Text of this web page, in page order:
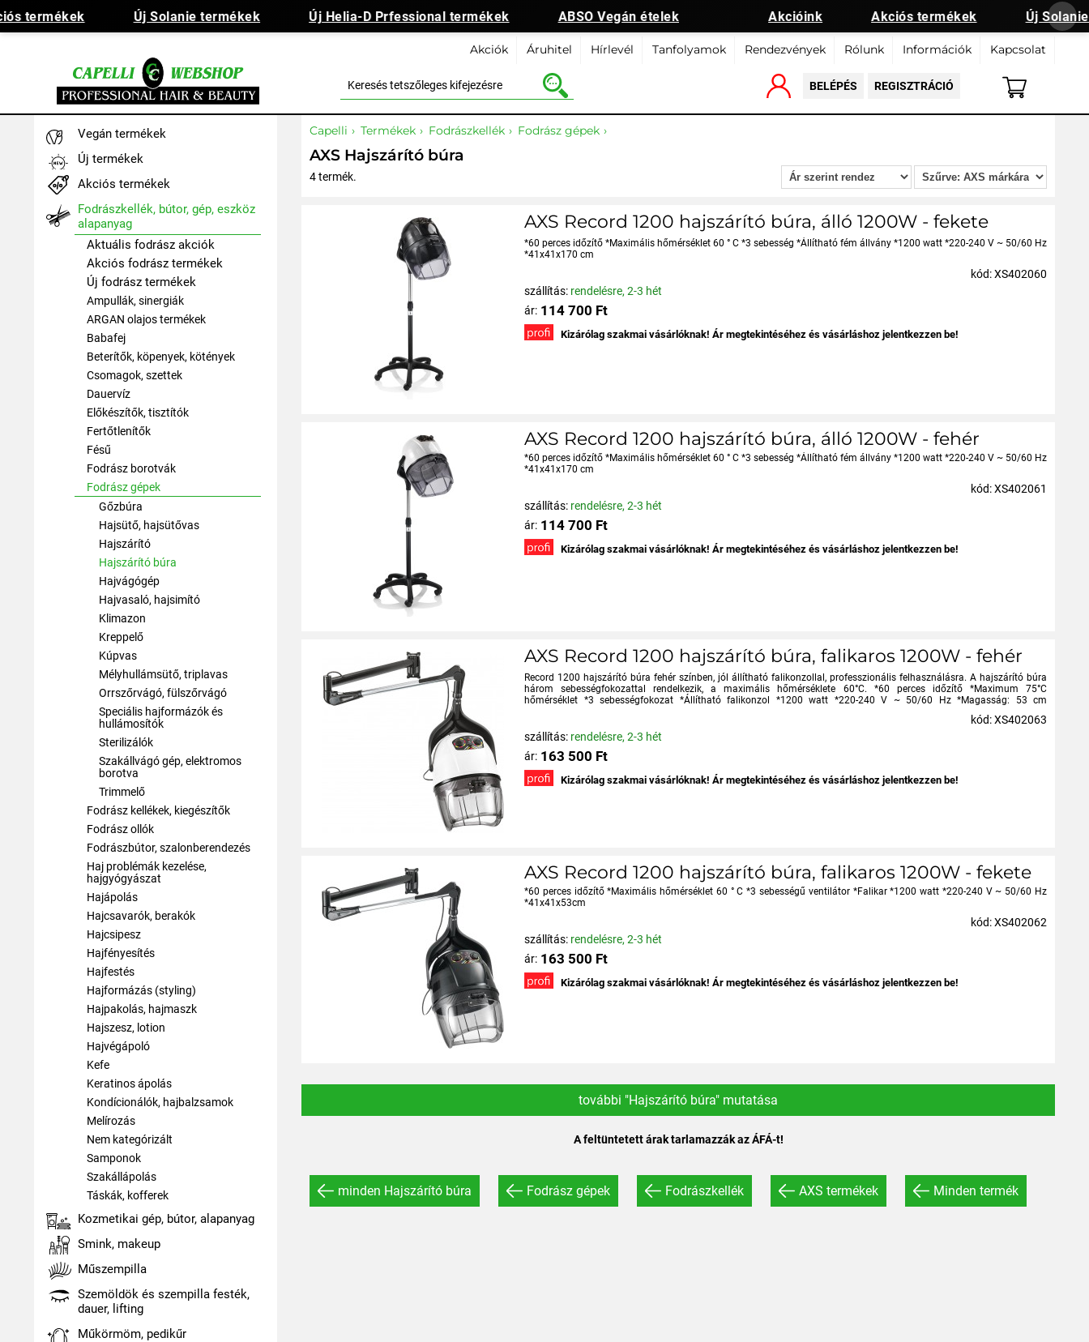
termékek Új Solanie termékek Új Helia-D Prfessional termékek ABSO Vegán ételek Akcióink Akciós termékek Új Solanie
BELÉPÉS REGISZTRÁCIÓ
Akciók Áruhitel Hírlevél Tanfolyamok Rendezvények Rólunk Információk Kapcsolat
Vegán termékek
Új termékek
Akciós termékek
Fodrászkellék, bútor, gép, eszköz
alapanyag
Aktuális fodrász akciók
Akciós fodrász termékek
Új fodrász termékek
Ampullák, sinergiák
ARGAN olajos termékek
Babafej
Beterítők, köpenyek, kötények
Csomagok, szettek
Dauervíz
Előkészítők, tisztítók
Fertőtlenítők
Fésű
Fodrász borotvák
Fodrász gépek
Gőzbúra
Hajsütő, hajsütővas
Hajszárító
Hajszárító búra
Hajvágógép
Hajvasaló, hajsimító
Klimazon
Kreppelő
Kúpvas
Mélyhullámsütő, triplavas
Orrszőrvágó, fülszőrvágó
Speciális hajformázók és
hullámosítók
Sterilizálók
Szakállvágó gép, elektromos
borotva
Trimmelő
Fodrász kellékek, kiegészítők
Fodrász ollók
Fodrászbútor, szalonberendezés
Haj problémák kezelése,
hajgyógyászat
Hajápolás
Hajcsavarók, berakók
Hajcsipesz
Hajfényesítés
Hajfestés
Hajformázás (styling)
Hajpakolás, hajmaszk
Hajszesz, lotion
Hajvégápoló
Kefe
Keratinos ápolás
Kondícionálók, hajbalzsamok
Melírozás
Nem kategórizált
Samponok
Szakállápolás
Táskák, kofferek
Kozmetikai gép, bútor, alapanyag
Smink, makeup
Műszempilla
Szemöldök és szempilla festék,
dauer, lifting
Műkörmöm, pedikűr
Capelli Termékek Fodrászkellék Fodrász gépek
AXS Hajszárító búra
4 termék.
AXS Record 1200 hajszárító búra, álló 1200W - fekete
*60 perces időzítő *Maximális hőmérséklet 60 ° C *3 sebesség *Állítható fém állvány *1200 watt *220-240 V ~ 50/60 Hz
*41x41x170 cm
kód: XS402060
szállítás: rendelésre, 2-3 hét
ár: 114 700 Ft
Kizárólag szakmai vásárlóknak! Ár megtekintéséhez és vásárláshoz jelentkezzen be!
AXS Record 1200 hajszárító búra, álló 1200W - fehér
*60 perces időzítő *Maximális hőmérséklet 60 ° C *3 sebesség *Állítható fém állvány *1200 watt *220-240 V ~ 50/60 Hz
*41x41x170 cm
kód: XS402061
szállítás: rendelésre, 2-3 hét
ár: 114 700 Ft
Kizárólag szakmai vásárlóknak! Ár megtekintéséhez és vásárláshoz jelentkezzen be!
AXS Record 1200 hajszárító búra, falikaros 1200W - fehér
Record 1200 hajszárító búra fehér színben, jól állítható falikonzollal, professzionális felhasználásra. A hajszárító búra
három sebességfokozattal rendelkezik, a maximális hőmérséklete 60°C. *60 perces időzítő *Maximum 75°C
hőmérséklet *3 sebességfokozat *Állítható falikonzol *1200 watt *220-240 V ~ 50/60 Hz *Magasság: 53 cm
kód: XS402063
szállítás: rendelésre, 2-3 hét
ár: 163 500 Ft
Kizárólag szakmai vásárlóknak! Ár megtekintéséhez és vásárláshoz jelentkezzen be!
AXS Record 1200 hajszárító búra, falikaros 1200W - fekete
*60 perces időzítő *Maximális hőmérséklet 60 ° C *3 sebességű ventilátor *Falikar *1200 watt *220-240 V ~ 50/60 Hz
*41x41x53cm
kód: XS402062
szállítás: rendelésre, 2-3 hét
ár: 163 500 Ft
Kizárólag szakmai vásárlóknak! Ár megtekintéséhez és vásárláshoz jelentkezzen be!
további "Hajszárító búra" mutatása
A feltüntetett árak tarlamazzák az ÁFÁ-t!
minden Hajszárító búra Fodrász gépek Fodrászkellék AXS termékek Minden termék